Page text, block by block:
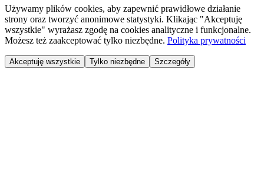
Używamy plików cookies, aby zapewnić prawidłowe działanie
strony oraz tworzyć anonimowe statystyki. Klikając "Akceptuję
wszystkie" wyrażasz zgodę na cookies analityczne i funkcjonalne.
Możesz też zaakceptować tylko niezbędne. Polityka prywatności
Akceptuję wszystkie Tylko niezbędne Szczegóły